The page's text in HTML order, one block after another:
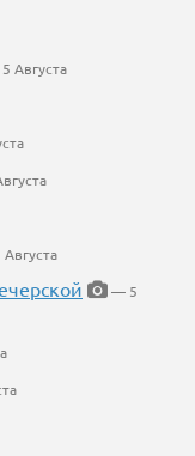
Августа
— 5